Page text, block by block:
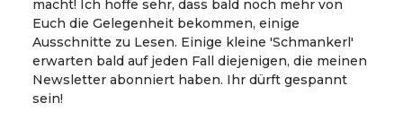
macht! Ich hoffe sehr, dass bald noch mehr von
Euch die Gelegenheit bekommen, einige
Ausschnitte zu Lesen. Einige kleine 'Schmankerl'
erwarten bald auf jeden Fall diejenigen, die meinen
Newsletter abonniert haben. Ihr dürft gespannt
sein!